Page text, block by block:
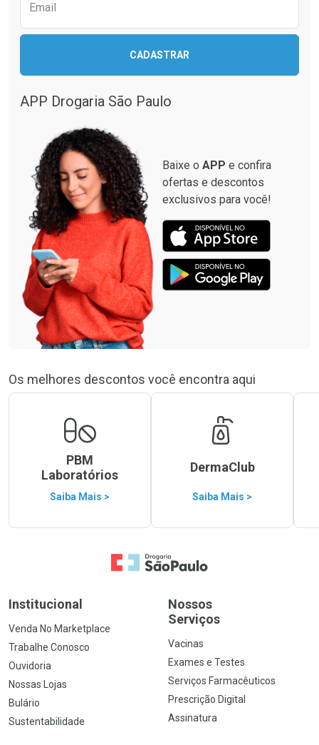
Comprar sem Desconto
Por R$ 29,99/cada
Por R$ 29,99/cada
Por R$ 29,99/cada
Email
CADASTRAR
APP Drogaria São Paulo
Baixe o APP e confira
ofertas e descontos
exclusivos para você!
Os melhores descontos você encontra aqui
PBM
Laboratórios
Saiba Mais >
DermaClub
Saiba Mais >
Ir para a Home
Institucional
Venda No Marketplace
Trabalhe Conosco
Ouvidoria
Nossas Lojas
Bulário
Sustentabilidade
Nossos
Serviços
Vacinas
Exames e Testes
Serviços Farmacêuticos
Prescrição Digital
Assinatura